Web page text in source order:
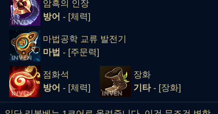
암흑의 인장
방어 - [체력]
마법공학 교류 발전기
마법 - [주문력]
점화석
방어 - [체력]
장화
기타- [장화]